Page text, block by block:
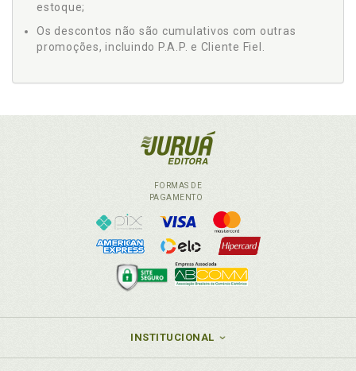
estoque;
Os descontos não são cumulativos com outras
promoções, incluindo P.A.P. e Cliente Fiel.
FORMAS DE
PAGAMENTO
INSTITUCIONAL